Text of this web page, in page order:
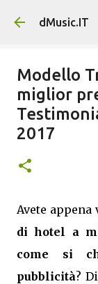
dMusic.IT
Modello
miglior
2017
Avete appena
di hotel a
come si
pubblicità?